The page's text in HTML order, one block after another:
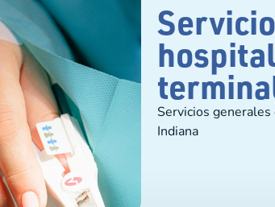
Servicios
Indiana